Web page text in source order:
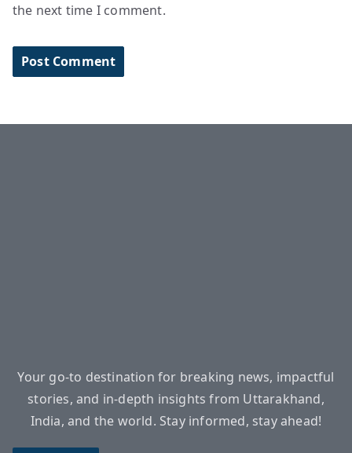
the next time I comment.
Your go-to destination for breaking news, impactful
stories, and in-depth insights from Uttarakhand,
India, and the world. Stay informed, stay ahead!